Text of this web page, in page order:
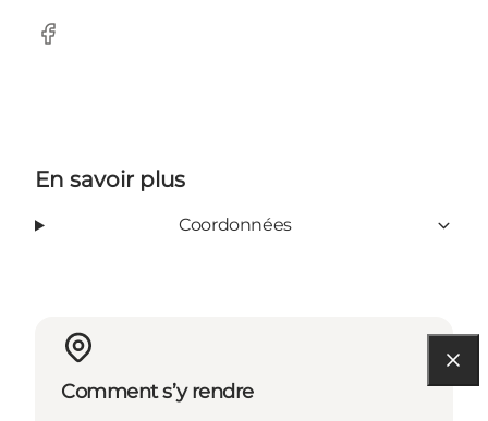
Facebook
En savoir plus
Coordonnées
Comment s’y rendre